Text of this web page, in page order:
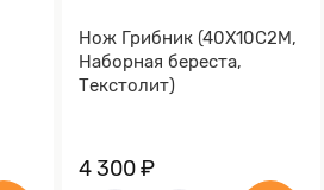
Нож Грибник (40Х10С2М,
Наборная береста,
Текстолит)
4 300 ₽